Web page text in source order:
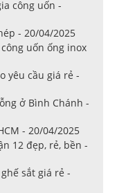
công uốn -
- 20/04/2025
uốn ống inox
yêu cầu giá rẻ -
ở Bình Chánh -
- 20/04/2025
12 đẹp, rẻ, bền -
sắt giá rẻ -